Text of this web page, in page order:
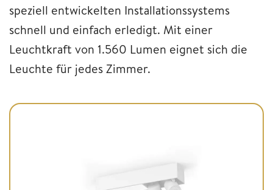
speziell entwickelten Installationssystems
schnell und einfach erledigt. Mit einer
Leuchtkraft von 1.560 Lumen eignet sich die
Leuchte für jedes Zimmer.